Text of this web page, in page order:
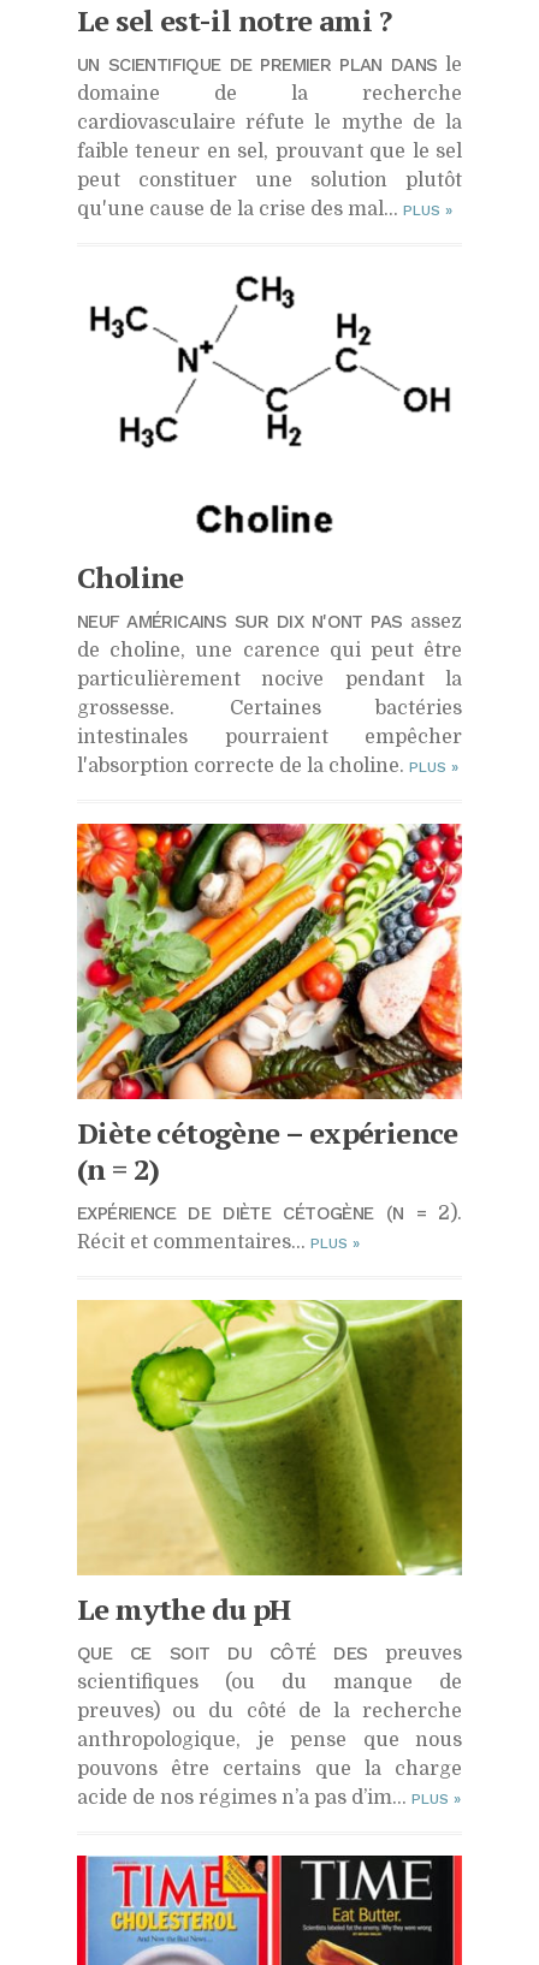
Le sel est-il notre ami ?
UN SCIENTIFIQUE DE PREMIER PLAN DANS le
domaine de la recherche
cardiovasculaire réfute le mythe de la
faible teneur en sel, prouvant que le sel
peut constituer une solution plutôt
qu'une cause de la crise des mal... PLUS »
Choline
NEUF AMÉRICAINS SUR DIX N'ONT PAS assez
de choline, une carence qui peut être
particulièrement nocive pendant la
grossesse. Certaines bactéries
intestinales pourraient empêcher
l'absorption correcte de la choline. PLUS »
Diète cétogène – expérience
(n = 2)
EXPÉRIENCE DE DIÈTE CÉTOGÈNE (N = 2).
Récit et commentaires… PLUS »
Le mythe du pH
QUE CE SOIT DU CÔTÉ DES preuves
scientifiques (ou du manque de
preuves) ou du côté de la recherche
anthropologique, je pense que nous
pouvons être certains que la charge
acide de nos régimes n’a pas d’im... PLUS »